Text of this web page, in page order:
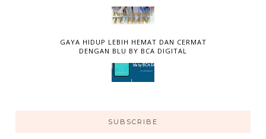
GAYA HIDUP LEBIH HEMAT DAN CERMAT
DENGAN BLU BY BCA DIGITAL
SUBSCRIBE